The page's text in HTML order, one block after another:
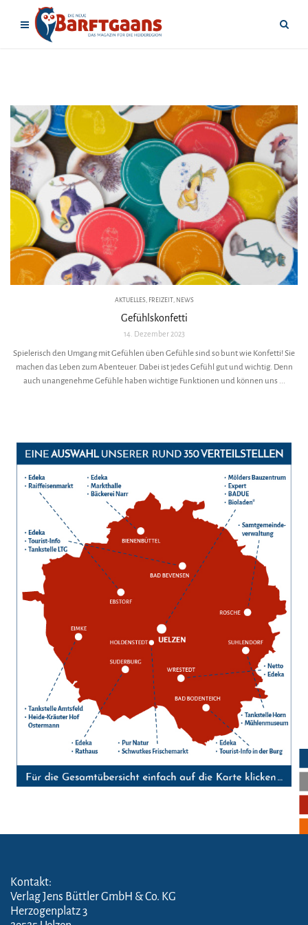
AKTUELLES, FREIZEIT, NEWS
Gefühlskonfetti
14. Dezember 2023
Spielerisch den Umgang mit Gefühlen üben Gefühle sind so bunt wie Konfetti! Sie
machen das Leben zum Abenteuer. Dabei ist jedes Gefühl gut und wichtig. Denn
auch unangenehme Gefühle haben wichtige Funktionen und können uns ...
Kontakt:
Verlag Jens Büttler GmbH & Co. KG
Herzogenplatz 3